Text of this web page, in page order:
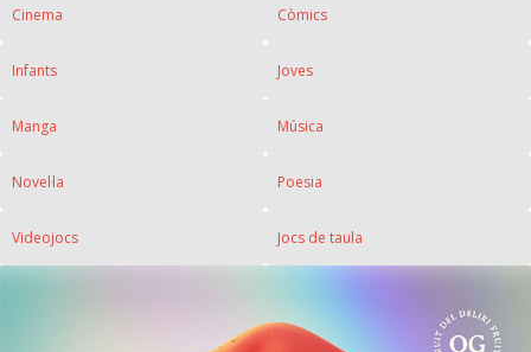
Cinema Còmics
Infants Joves
Manga Música
Novel·la Poesia
Videojocs Jocs de taula